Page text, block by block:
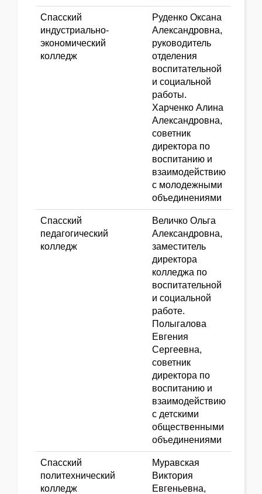
Спасский
индустриально-
экономический
колледж
Руденко Оксана
Александровна,
руководитель
отделения
воспитательной
и социальной
работы.
Харченко Алина
Александровна,
советник
директора по
воспитанию и
взаимодействию
с молодежными
объединениями
Спасский
педагогический
колледж
Величко Ольга
Александровна,
заместитель
директора
колледжа по
воспитательной
и социальной
работе.
Полыгалова
Евгения
Сергеевна,
советник
директора по
воспитанию и
взаимодействию
с детскими
общественными
объединениями
Спасский
политехнический
колледж
Муравская
Виктория
Евгеньевна,